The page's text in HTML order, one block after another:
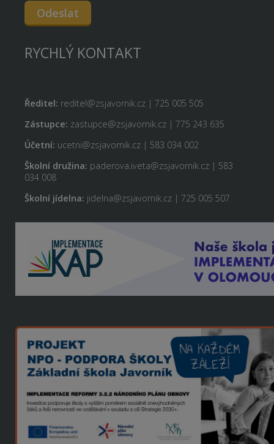
Odeslat
RYCHLÝ KONTAKT
Ředitel: reditel@zsjavornik.cz | 725 005 505
Zástupce: zastupce@zsjavornik.cz | 775 243 635
Účetní: ucetni@zsjavornik.cz | 583 034 002
Školní družina: paderova.iveta@zsjavornik.cz | 583
034 008
Školní jídelna: jidelna@zsjavornik.cz | 725 005 507